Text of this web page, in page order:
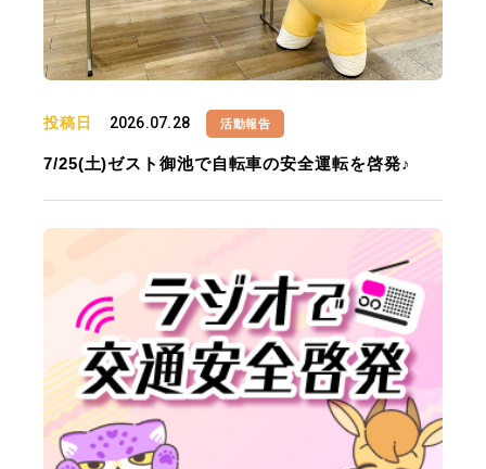
投稿日 2026.07.28 活動報告
7/25(土)ゼスト御池で自転車の安全運転を啓発♪